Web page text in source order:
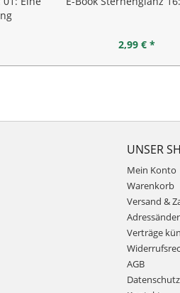
2,99 € *
UNSER
Mein Konto
Warenkorb
Versand &
Verträge
AGB